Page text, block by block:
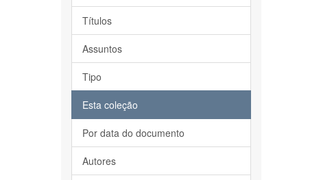
Títulos
Assuntos
Tipo
Esta coleção
Por data do documento
Autores